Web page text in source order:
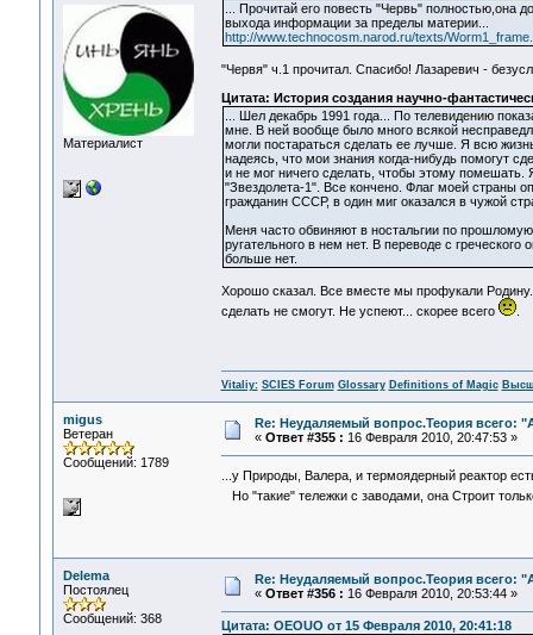
Материалист
... Прочитай его повесть "Червь" полностью,она
выхода информации за пределы материи...
http://www.technocosm.narod.ru/texts/
"Червя" ч.1 прочитал. Спасибо! Лазаревич -
Цитата: История создания научно-
... Шел декабрь 1991 года... По телевидению
мне. В ней вообще было много всякой
могли постараться сделать ее лучше. Я всю
надеясь, что мои знания когда-нибудь помогут
и не мог ничего сделать, чтобы этому помешать.
"Звездолета-1". Все кончено. Флаг моей страны
гражданин СССР, в один миг оказался в чужой
Меня часто обвиняют в ностальгии по
ругательного в нем нет. В переводе с
больше нет.
Хорошо сказал. Все вместе мы профукали
сделать не смогут. Не успеют... скорее всего
.
Vitaliy: SCIES Forum Glossary Definitions of Magic
migus
Ветеран
Сообщений: 1789
Re: Неудаляемый вопрос.Теория всего:
« Ответ #355 : 16 Февраля 2010, 20:47:53 »
...у Природы, Валера, и термоядерный реактор
Но "такие" тележки с заводами, она Строит
Delema
Постоялец
Сообщений: 368
Re: Неудаляемый вопрос.Теория всего:
« Ответ #356 : 16 Февраля 2010, 20:53:44 »
Цитата: OEOUO от 15 Февраля 2010, 20:41:18